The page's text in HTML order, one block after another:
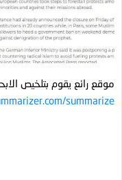
موقع رائع يقوم بتلخيص
summarize